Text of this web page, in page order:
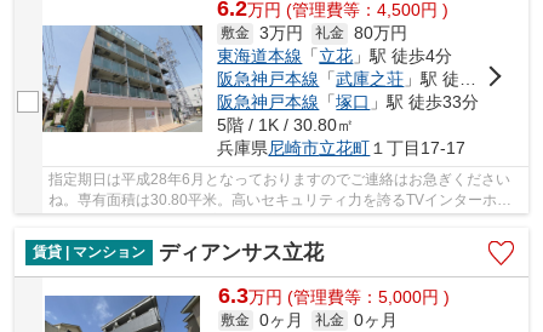
6.2万円 (管理費等：4,500円 )
敷金 3万円 礼金 80万円
東海道本線 「立花 」駅 徒歩4分
阪急神戸本線 「武庫之荘 」駅 徒歩24分
阪急神戸本線 「塚口 」駅 徒歩33分
5階 / 1K / 30.80㎡
兵庫県尼崎市立花町 １丁目17-17
指定期日は平成28年6月となっておりますのでご連絡はお急ぎください
ね。専有面積は30.80平米。高いセキュリティ力を誇るTVインターホン
賃貸 | マンション
ディアンサス立花
6.3万円 (管理費等：5,000円 )
敷金 0ヶ月 礼金 0ヶ月